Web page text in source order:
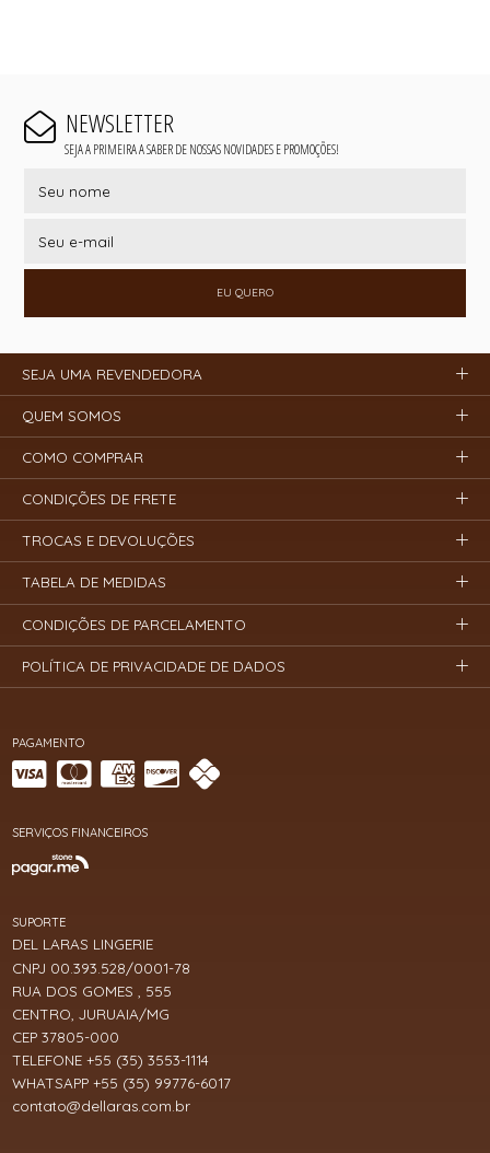
NEWSLETTER
SEJA A PRIMEIRA A SABER DE NOSSAS NOVIDADES E PROMOÇÕES!
EU QUERO
PAGAMENTO
SERVIÇOS FINANCEIROS
SUPORTE
DEL LARAS LINGERIE
CNPJ 00.393.528/0001-78
RUA DOS GOMES , 555
CENTRO, JURUAIA/MG
CEP 37805-000
TELEFONE +55 (35) 3553-1114
WHATSAPP +55 (35) 99776-6017
contato@dellaras.com.br
SEJA UMA REVENDEDORA
QUEM SOMOS
COMO COMPRAR
CONDIÇÕES DE FRETE
TROCAS E DEVOLUÇÕES
TABELA DE MEDIDAS
CONDIÇÕES DE PARCELAMENTO
POLÍTICA DE PRIVACIDADE DE DADOS